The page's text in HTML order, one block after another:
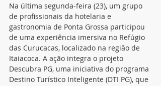
Na última segunda-feira (23), um grupo
de profissionais da hotelaria e
gastronomia de Ponta Grossa participou
de uma experiência imersiva no Refúgio
das Curucacas, localizado na região de
Itaiacoca. A ação integra o projeto
Descubra PG, uma iniciativa do programa
Destino Turístico Inteligente (DTI PG), que